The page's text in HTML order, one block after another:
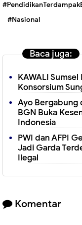
#Nasional
Baca juga:
KAWALI
Konsorsium
Ayo Bergabung
BGN Buka
Indonesia
PWI dan AFPI
Jadi Garda
Ilegal
Komentar